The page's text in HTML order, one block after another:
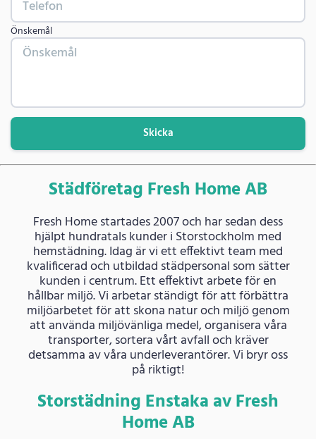
Önskemål
Skicka
Städföretag Fresh Home AB
Fresh Home startades 2007 och har sedan dess
hjälpt hundratals kunder i Storstockholm med
hemstädning. Idag är vi ett effektivt team med
kvalificerad och utbildad städpersonal som sätter
kunden i centrum. Ett effektivt arbete för en
hållbar miljö. Vi arbetar ständigt för att förbättra
miljöarbetet för att skona natur och miljö genom
att använda miljövänliga medel, organisera våra
transporter, sortera vårt avfall och kräver
detsamma av våra underleverantörer. Vi bryr oss
på riktigt!
Storstädning Enstaka av Fresh
Home AB